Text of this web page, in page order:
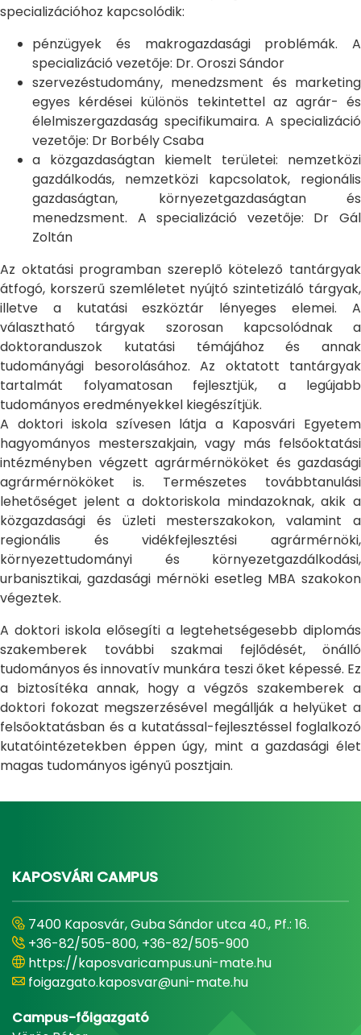
specializációhoz kapcsolódik:
pénzügyek és makrogazdasági problémák. A
specializáció vezetője: Dr. Oroszi Sándor
szervezéstudomány, menedzsment és marketing
egyes kérdései különös tekintettel az agrár- és
élelmiszergazdaság specifikumaira. A specializáció
vezetője: Dr Borbély Csaba
a közgazdaságtan kiemelt területei: nemzetközi
gazdálkodás, nemzetközi kapcsolatok, regionális
gazdaságtan, környezetgazdaságtan és
menedzsment. A specializáció vezetője: Dr Gál
Zoltán
Az oktatási programban szereplő kötelező tantárgyak
átfogó, korszerű szemléletet nyújtó szintetizáló tárgyak,
illetve a kutatási eszköztár lényeges elemei. A
választható tárgyak szorosan kapcsolódnak a
doktoranduszok kutatási témájához és annak
tudományági besorolásához. Az oktatott tantárgyak
tartalmát folyamatosan fejlesztjük, a legújabb
tudományos eredményekkel kiegészítjük.
A doktori iskola szívesen látja a Kaposvári Egyetem
hagyományos mesterszakjain, vagy más felsőoktatási
intézményben végzett agrármérnököket és gazdasági
agrármérnököket is. Természetes továbbtanulási
lehetőséget jelent a doktoriskola mindazoknak, akik a
közgazdasági és üzleti mesterszakokon, valamint a
regionális és vidékfejlesztési agrármérnöki,
környezettudományi és környezetgazdálkodási,
urbanisztikai, gazdasági mérnöki esetleg MBA szakokon
végeztek.
A doktori iskola elősegíti a legtehetségesebb diplomás
szakemberek további szakmai fejlődését, önálló
tudományos és innovatív munkára teszi őket képessé. Ez
a biztosítéka annak, hogy a végzős szakemberek a
doktori fokozat megszerzésével megállják a helyüket a
felsőoktatásban és a kutatással-fejlesztéssel foglalkozó
kutatóintézetekben éppen úgy, mint a gazdasági élet
magas tudományos igényű posztjain.
KAPOSVÁRI CAMPUS
7400 Kaposvár, Guba Sándor utca 40., Pf.: 16.
+36-82/505-800, +36-82/505-900
https://kaposvaricampus.uni-mate.hu
foigazgato.kaposvar@uni-mate.hu
Campus-főigazgató